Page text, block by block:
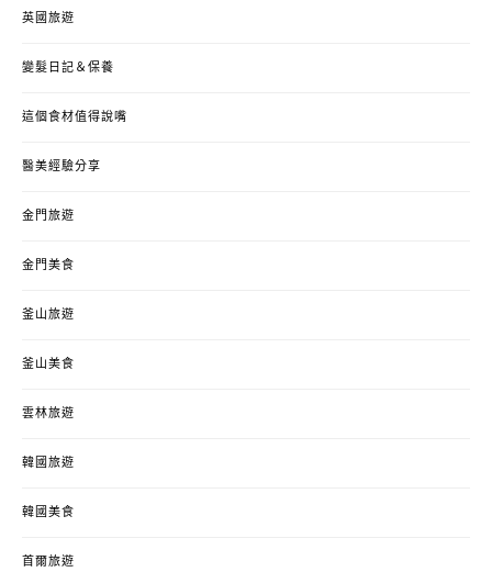
英國旅遊
變髮日記＆保養
這個食材值得說嘴
醫美經驗分享
金門旅遊
金門美食
釜山旅遊
釜山美食
雲林旅遊
韓國旅遊
韓國美食
首爾旅遊